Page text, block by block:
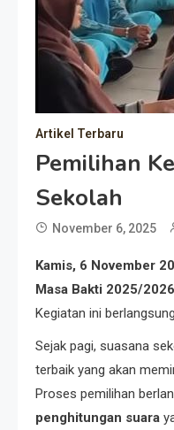
Artikel Terbaru
Pemilihan
Sekolah
November 6, 2025
Kamis, 6 November
Masa Bakti 2025/2026
Kegiatan ini
Sejak pagi, suasana
terbaik yang akan
Proses pemilihan
penghitungan suara